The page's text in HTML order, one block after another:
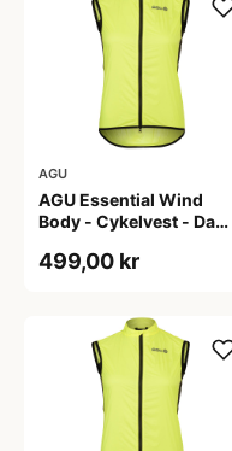
AGU
AGU Essential Wind
Body - Cykelvest - Dame
2XL
499,00 kr